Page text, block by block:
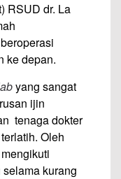
RSUD dr. La
ke depan.
yang sangat
ijin
tenaga dokter
Oleh
kurang